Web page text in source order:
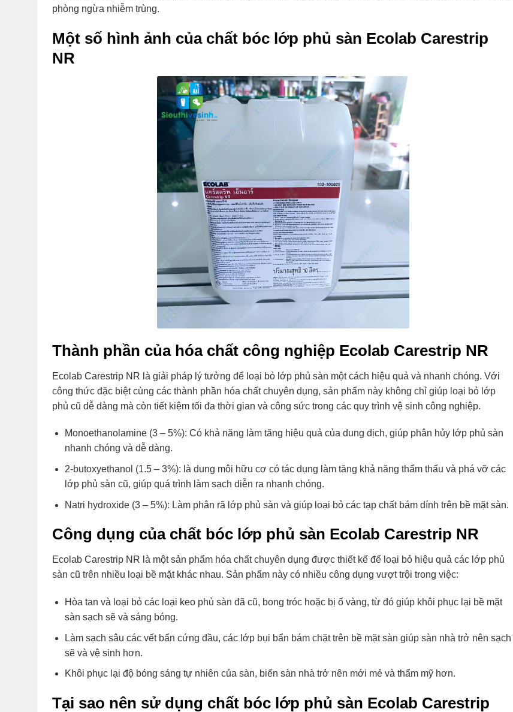
phòng ngừa nhiễm trùng.
Một số hình ảnh của chất bóc lớp phủ sàn Ecolab Carestrip
NR
Thành phần của hóa chất công nghiệp Ecolab Carestrip NR
Ecolab Carestrip NR là giải pháp lý tưởng để loại bỏ lớp phủ sàn một cách hiệu quả và nhanh chóng. Với
công thức đặc biệt cùng các thành phần hóa chất chuyên dụng, sản phẩm này không chỉ giúp loại bỏ lớp
phủ cũ dễ dàng mà còn tiết kiệm tối đa thời gian và công sức trong các quy trình vệ sinh công nghiệp.
Monoethanolamine (3 – 5%): Có khả năng làm tăng hiệu quả của dung dịch, giúp phân hủy lớp phủ sàn
nhanh chóng và dễ dàng.
2-butoxyethanol (1.5 – 3%): là dung môi hữu cơ có tác dụng làm tăng khả năng thẩm thấu và phá vỡ các
lớp phủ sàn cũ, giúp quá trình làm sạch diễn ra nhanh chóng.
Natri hydroxide (3 – 5%): Làm phân rã lớp phủ sàn và giúp loại bỏ các tạp chất bám dính trên bề mặt sàn.
Công dụng của chất bóc lớp phủ sàn Ecolab Carestrip NR
Ecolab Carestrip NR là một sản phẩm hóa chất chuyên dụng được thiết kế để loại bỏ hiệu quả các lớp phủ
sàn cũ trên nhiều loại bề mặt khác nhau. Sản phẩm này có nhiều công dụng vượt trội trong việc:
Hòa tan và loại bỏ các loại keo phủ sàn đã cũ, bong tróc hoặc bị ố vàng, từ đó giúp khôi phục lại bề mặt
sàn sạch sẽ và sáng bóng.
Làm sạch sâu các vết bẩn cứng đầu, các lớp bụi bẩn bám chặt trên bề mặt sàn giúp sàn nhà trở nên sạch
sẽ và vệ sinh hơn.
Khôi phục lại độ bóng sáng tự nhiên của sàn, biến sàn nhà trở nên mới mẻ và thẩm mỹ hơn.
Tại sao nên sử dụng chất bóc lớp phủ sàn Ecolab Carestrip